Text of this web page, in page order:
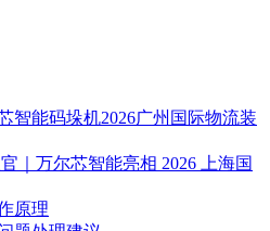
智能码垛机2026广州国际物流装
｜万尔芯智能亮相 2026 上海国
原理